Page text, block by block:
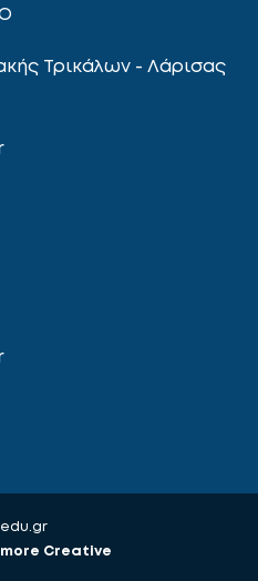
Τρικάλων - Λάρισας
Creative